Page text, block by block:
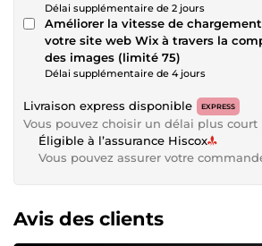
Délai supplémentaire de 2 jours
Améliorer la vitesse de
votre site web Wix à travers la
des images (limité 75)
Délai supplémentaire de 4 jours
Livraison express disponible EXPRESS
Vous pouvez choisir un délai plus
Éligible à l’assurance Hiscox
Vous pouvez assurer votre
Avis des clients